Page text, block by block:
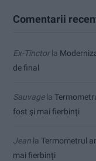
Comentarii
Ex-Tinctorla
de final
Sauvagela
fost și mai fierbinți
Jean la Termometrul
mai fierbinți